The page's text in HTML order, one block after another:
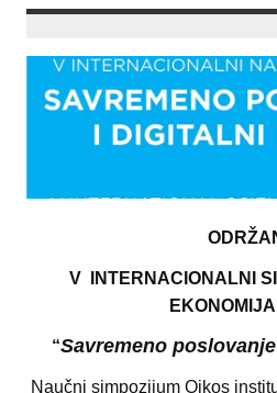
VINTERNACIONALNI
“Savremeno
Naučni simpozijum Oikos